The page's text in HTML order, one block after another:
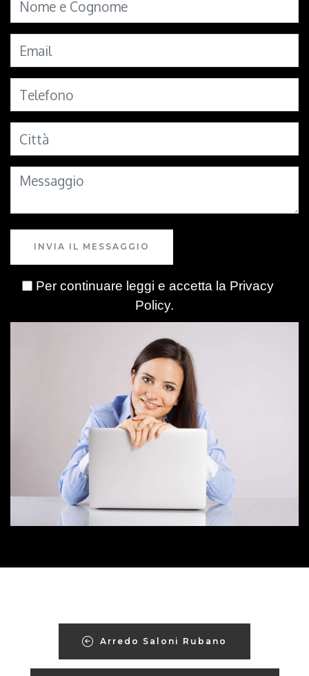
INVIA IL MESSAGGIO
Per continuare leggi e accetta la Privacy
Policy.
Arredo Saloni Rubano